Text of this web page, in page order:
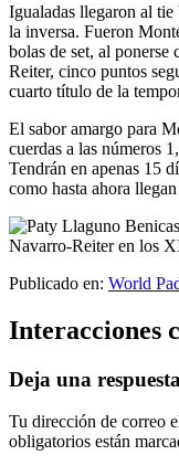
Igualadas llegaron al
la inversa. Fueron
bolas de set, al
Reiter, cinco puntos
cuarto título de la
El sabor amargo para
cuerdas a las números
Tendrán en apenas 15
como hasta ahora
Publicado en: World
Interacciones
Deja una respuesta
Tu dirección de correo
obligatorios están